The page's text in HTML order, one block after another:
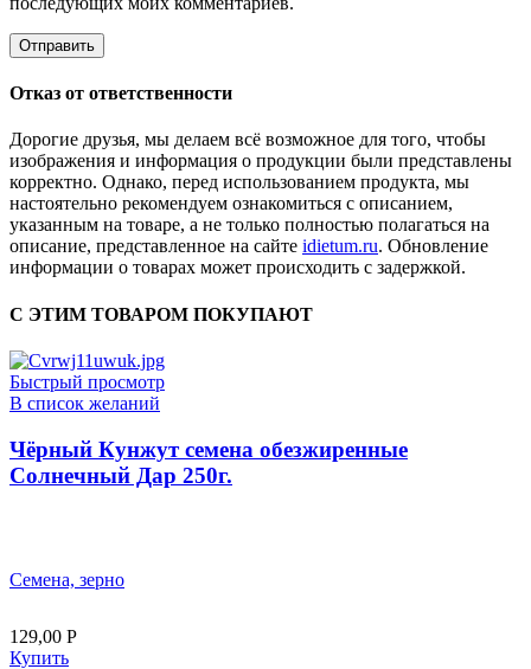
Отказ от ответственности
Дорогие друзья, мы делаем всё возможное для того, чтобы
изображения и информация о продукции были представлены
корректно. Однако, перед использованием продукта, мы
настоятельно рекомендуем ознакомиться с описанием,
указанным на товаре, а не только полностью полагаться на
описание, представленное на сайте idietum.ru. Обновление
информации о товарах может происходить с задержкой.
С ЭТИМ ТОВАРОМ ПОКУПАЮТ
Быстрый просмотр
В список желаний
Чёрный Кунжут семена обезжиренные
Солнечный Дар 250г.
Семена, зерно
129,00 Р
Купить